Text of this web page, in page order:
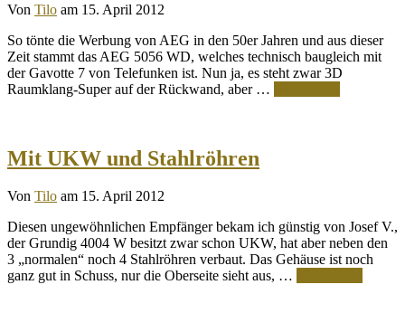
Von Tilo am 15. April 2012
So tönte die Werbung von AEG in den 50er Jahren und aus dieser
Zeit stammt das AEG 5056 WD, welches technisch baugleich mit
der Gavotte 7 von Telefunken ist. Nun ja, es steht zwar 3D
Raumklang-Super auf der Rückwand, aber …
Mit UKW und Stahlröhren
Von Tilo am 15. April 2012
Diesen ungewöhnlichen Empfänger bekam ich günstig von Josef V.,
der Grundig 4004 W besitzt zwar schon UKW, hat aber neben den
3 „normalen“ noch 4 Stahlröhren verbaut. Das Gehäuse ist noch
ganz gut in Schuss, nur die Oberseite sieht aus, …